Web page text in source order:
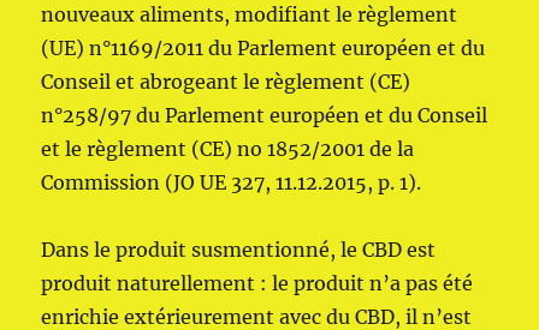
nouveaux aliments, modifiant le règlement
(UE) n°1169/2011 du Parlement européen et du
Conseil et abrogeant le règlement (CE)
n°258/97 du Parlement européen et du Conseil
et le règlement (CE) no 1852/2001 de la
Commission (JO UE 327, 11.12.2015, p. 1).
Dans le produit susmentionné, le CBD est
produit naturellement : le produit n’a pas été
enrichie extérieurement avec du CBD, il n’est